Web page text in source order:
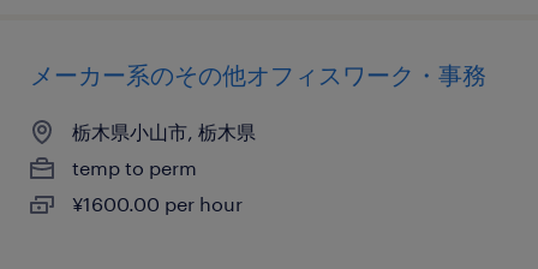
メーカー系のその他オフィスワーク・事務
栃木県小山市, 栃木県
temp to perm
¥1600.00 per hour